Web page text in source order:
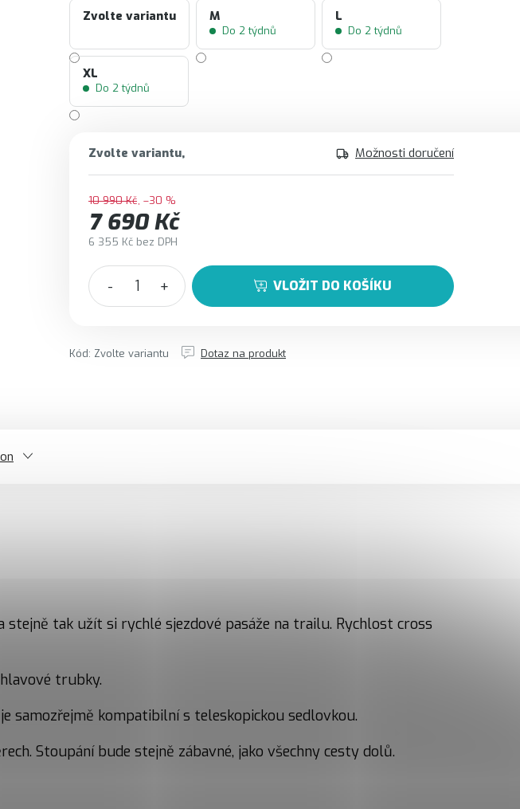
Zvolte variantu M
Do 2 týdnů
L
Do 2 týdnů
XL
Do 2 týdnů
Zvolte variantu Možnosti doručení
10 990 Kč –30 %
7 690 Kč
6 355 Kč bez DPH
VLOŽIT DO KOŠÍKU
Kód: Zvolte variantu Dotaz na produkt
tak užít si rychlé sjezdové pasáže na trailu. Rychlost cross
trubky.
samozřejmě kompatibilní s teleskopickou sedlovkou.
Stoupání bude stejně zábavné, jako všechny cesty dolů.